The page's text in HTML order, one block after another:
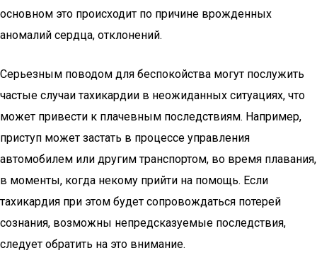
основном это происходит по причине врожденных
аномалий сердца, отклонений.
Серьезным поводом для беспокойства могут послужить
частые случаи тахикардии в неожиданных ситуациях, что
может привести к плачевным последствиям. Например,
приступ может застать в процессе управления
автомобилем или другим транспортом, во время плавания,
в моменты, когда некому прийти на помощь. Если
тахикардия при этом будет сопровождаться потерей
сознания, возможны непредсказуемые последствия,
следует обратить на это внимание.